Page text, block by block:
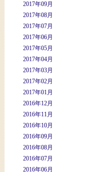
2017年09月
2017年08月
2017年07月
2017年06月
2017年05月
2017年04月
2017年03月
2017年02月
2017年01月
2016年12月
2016年11月
2016年10月
2016年09月
2016年08月
2016年07月
2016年06月